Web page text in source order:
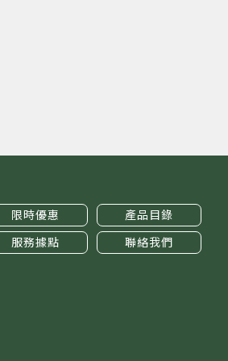
限時優惠
產品目錄
服務據點 聯絡我們